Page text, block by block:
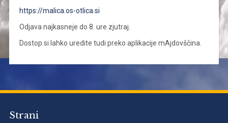
https://malica.os-otlica.si
Odjava najkasneje do 8. ure zjutraj.
Dostop si lahko uredite tudi preko aplikacije mAjdovščina.
Strani